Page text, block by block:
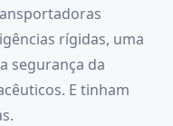
rígidas, uma
segurança da
E tinham